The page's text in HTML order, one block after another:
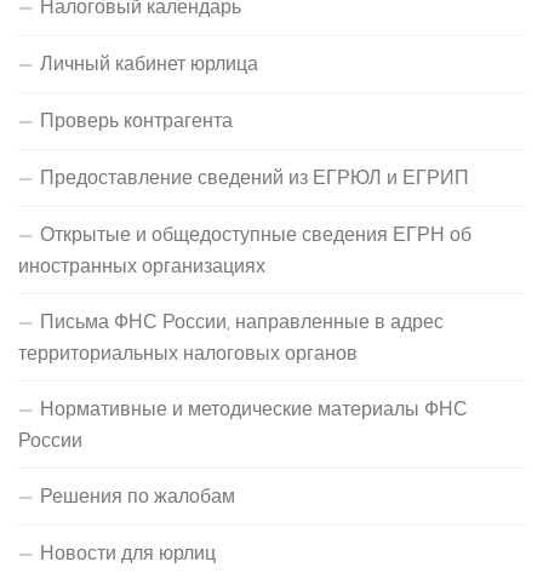
Налоговый календарь
Личный кабинет юрлица
Проверь контрагента
Предоставление сведений из ЕГРЮЛ и ЕГРИП
Открытые и общедоступные сведения ЕГРН об
иностранных организациях
Письма ФНС России, направленные в адрес
территориальных налоговых органов
Нормативные и методические материалы ФНС
России
Решения по жалобам
Новости для юрлиц